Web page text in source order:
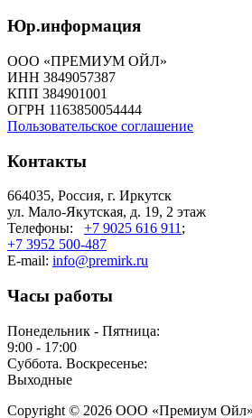
Юр.информация
ООО «ПРЕМИУМ ОЙЛ»
ИНН 3849057387
КПП 384901001
ОГРН 1163850054444
Пользовательское соглашение
Контакты
664035, Россия, г. Иркутск
ул. Мало-Якутская, д. 19, 2 этаж
Телефоны: +7 9025 616 911 ;
+7 3952 500-487
E-mail: info@premirk.ru
Часы работы
Понедельник - Пятница:
9:00 - 17:00
Суббота. Воскресенье:
Выходные
Copyright © 2026 ООО «Премиум Ойл».